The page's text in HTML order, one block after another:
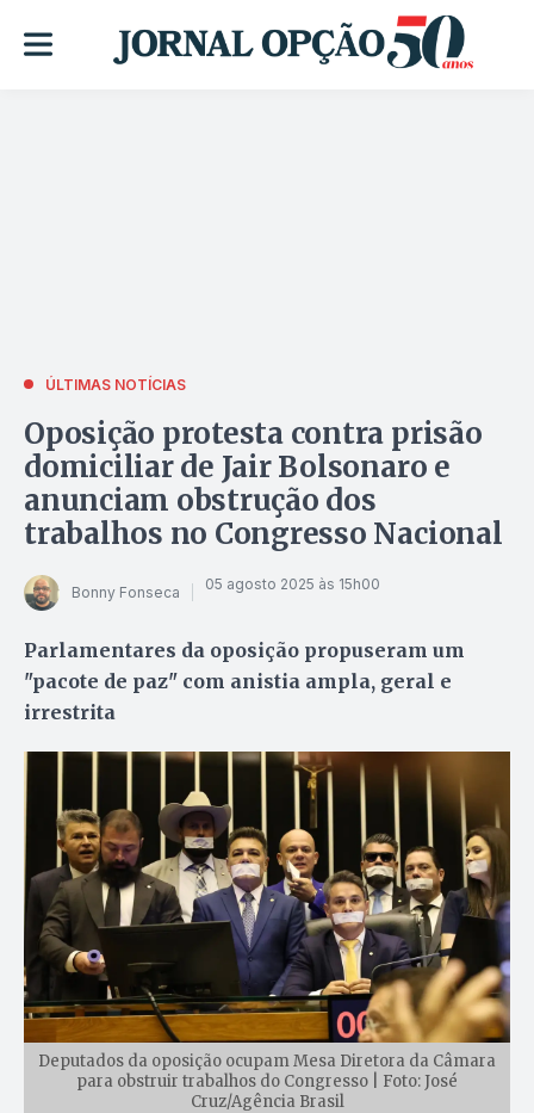
ÚLTIMAS NOTÍCIAS
Oposição protesta contra prisão
domiciliar de Jair Bolsonaro e
anunciam obstrução dos
trabalhos no Congresso Nacional
Bonny Fonseca 05 agosto 2025 às 15h00
Parlamentares da oposição propuseram um
"pacote de paz" com anistia ampla, geral e
irrestrita
Deputados da oposição ocupam Mesa Diretora da Câmara
para obstruir trabalhos do Congresso | Foto: José
Cruz/Agência Brasil